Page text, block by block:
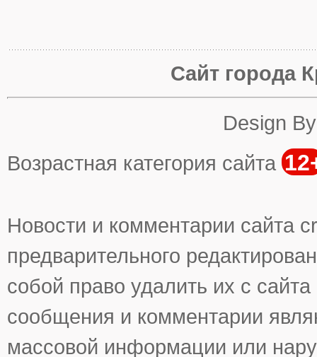
Сайт города
Design
Возрастная категория сайта
Новости и комментарии сайта
предварительного
собой право удалить их с
сообщения и комментарии
массовой информации или